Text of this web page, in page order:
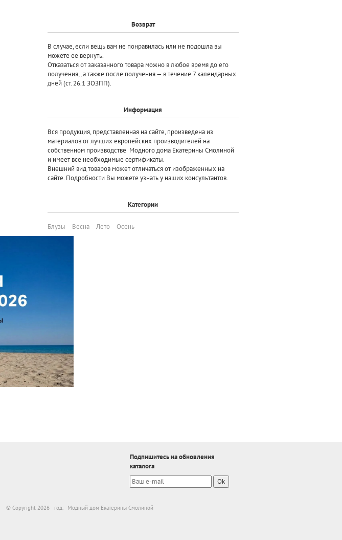
Возврат
В случае, если вещь вам не понравилась или не подошла вы
можете ее вернуть.
Отказаться от заказанного товара можно в любое время до его
получения,, а также после получения — в течение 7 календарных
дней (ст. 26.1 ЗОЗПП).
Информация
Вся продукция, представленная на сайте, произведена из
материалов от лучших европейских производителей на
собственном производстве Модного дома Екатерины Смолиной
и имеет все необходимые сертификаты.
Внешний вид товаров может отличаться от изображенных на
сайте. Подробности Вы можете узнать у наших консультантов.
Категории
Блузы Весна Лето Осень
Подпишитесь на обновления
каталога
Ok
© Copyright 2026 год. Модный дом Екатерины Смолиной